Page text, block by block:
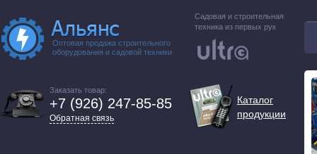
Оптовая продажа строительного
оборудования и садовой техники
Садовая и строительная
техника из первых рук
Заказать товар:
+7 (926) 247-85-85
Обратная связь
Каталог
продукции